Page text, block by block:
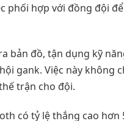
phối hợp với đồng đội
bản đồ, tận dụng kỹ
gank. Việc này không
trận cho đội.
có tỷ lệ thắng cao